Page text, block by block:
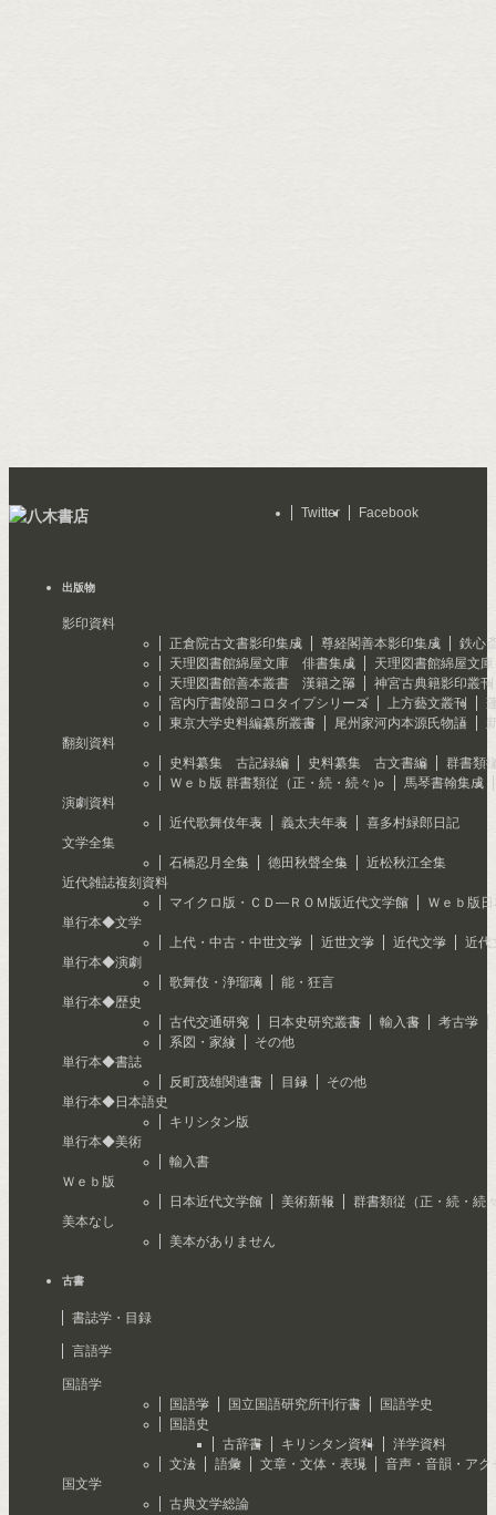
Twitter Facebook
出版物
影印資料
正倉院古文書影印集成
尊経閣善本影印集成
鉄心
天理図書館綿屋文庫 俳書集成
天理図書館綿屋文
天理図書館善本叢書 漢籍之部
神宮古典籍影印叢刊
宮内庁書陵部コロタイプシリーズ
上方藝文叢刊
東京大学史料編纂所叢書
尾州家河内本源氏物語
翻刻資料
史料纂集 古記録編
史料纂集 古文書編
群書類
Ｗｅｂ版 群書類従（正・続・続々）
馬琴書翰集成
演劇資料
近代歌舞伎年表
義太夫年表
喜多村緑郎日記
文学全集
石橋忍月全集
徳田秋聲全集
近松秋江全集
近代雑誌複刻資料
マイクロ版・ＣＤ―ＲＯＭ版近代文学館
Ｗｅｂ版
単行本◆文学
上代・中古・中世文学
近世文学 近代文学
近代
単行本◆演劇
歌舞伎・浄瑠璃
能・狂言
単行本◆歴史
古代交通研究
日本史研究叢書 輸入書
考古学
系図・家紋
その他
単行本◆書誌
反町茂雄関連書
目録
その他
単行本◆日本語史
キリシタン版
単行本◆美術
輸入書
Ｗｅｂ版
日本近代文学館
美術新報
群書類従（正・続・続
美本なし
美本がありません
古書
書誌学・目録
言語学
国語学
国語学
国立国語研究所刊行書
国語学史
国語史
古辞書
キリシタン資料
洋学資料
文法
語彙 文章・文体・表現
音声・音韻・アク
国文学
古典文学総論